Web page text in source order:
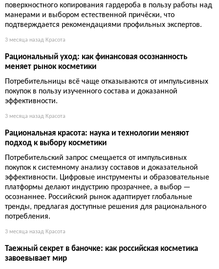
поверхностного копирования гардероба в пользу работы над
манерами и выбором естественной причёски, что
подтверждается рекомендациями профильных экспертов.
3 месяца назад Красота
Рациональный уход: как финансовая осознанность
меняет рынок косметики
Потребительницы всё чаще отказываются от импульсивных
покупок в пользу изученного состава и доказанной
эффективности.
3 месяца назад Красота
Рациональная красота: наука и технологии меняют
подход к выбору косметики
Потребительский запрос смещается от импульсивных
покупок к системному анализу составов и доказательной
эффективности. Цифровые инструменты и образовательные
платформы делают индустрию прозрачнее, а выбор —
осознаннее. Российский рынок адаптирует глобальные
тренды, предлагая доступные решения для рационального
потребления.
3 месяца назад Красота
Таежный секрет в баночке: как российская косметика
завоевывает мир